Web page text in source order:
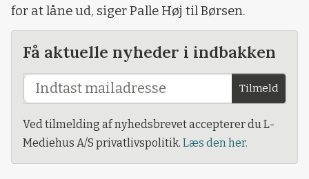
for at låne ud, siger Palle Høj til Børsen.
Få aktuelle nyheder i indbakken
Tilmeld
Ved tilmelding af nyhedsbrevet accepterer du L-
Mediehus A/S privatlivspolitik. Læs den her.